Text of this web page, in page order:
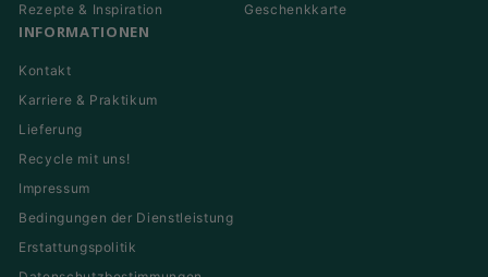
Rezepte & Inspiration
Geschenkkarte
INFORMATIONEN
Kontakt
Karriere & Praktikum
Lieferung
Recycle mit uns!
Impressum
Bedingungen der Dienstleistung
Erstattungspolitik